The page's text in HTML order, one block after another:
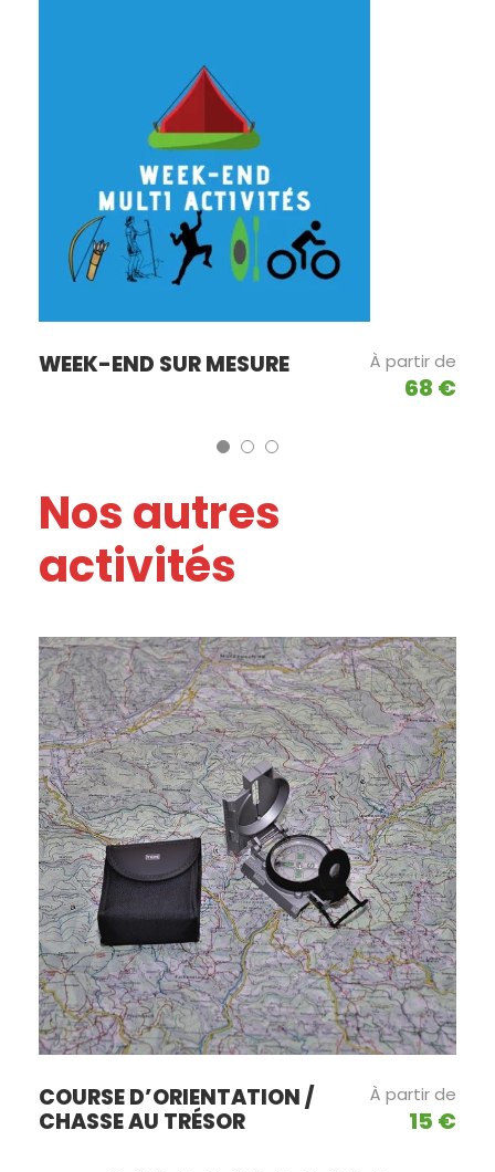
WEEK-END SUR MESURE À partir de
68 €
Nos autres
activités
COURSE D’ORIENTATION /
CHASSE AU TRÉSOR
À partir de
15 €